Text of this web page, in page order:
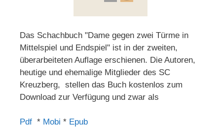
Das Schachbuch "Dame gegen zwei Türme in
Mittelspiel und Endspiel" ist in der zweiten,
überarbeiteten Auflage erschienen. Die Autoren,
heutige und ehemalige Mitglieder des SC
Kreuzberg, stellen das Buch kostenlos zum
Download zur Verfügung und zwar als
Pdf * Mobi * Epub